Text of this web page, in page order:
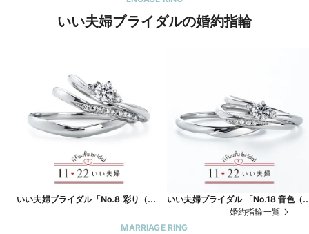
いい夫婦ブライダルの婚約指輪
いい夫婦ブライダル「No.8 彩り（い
いい夫婦ブライダル 「No.18 音色（
婚約指輪一覧
MARRIAGE RING